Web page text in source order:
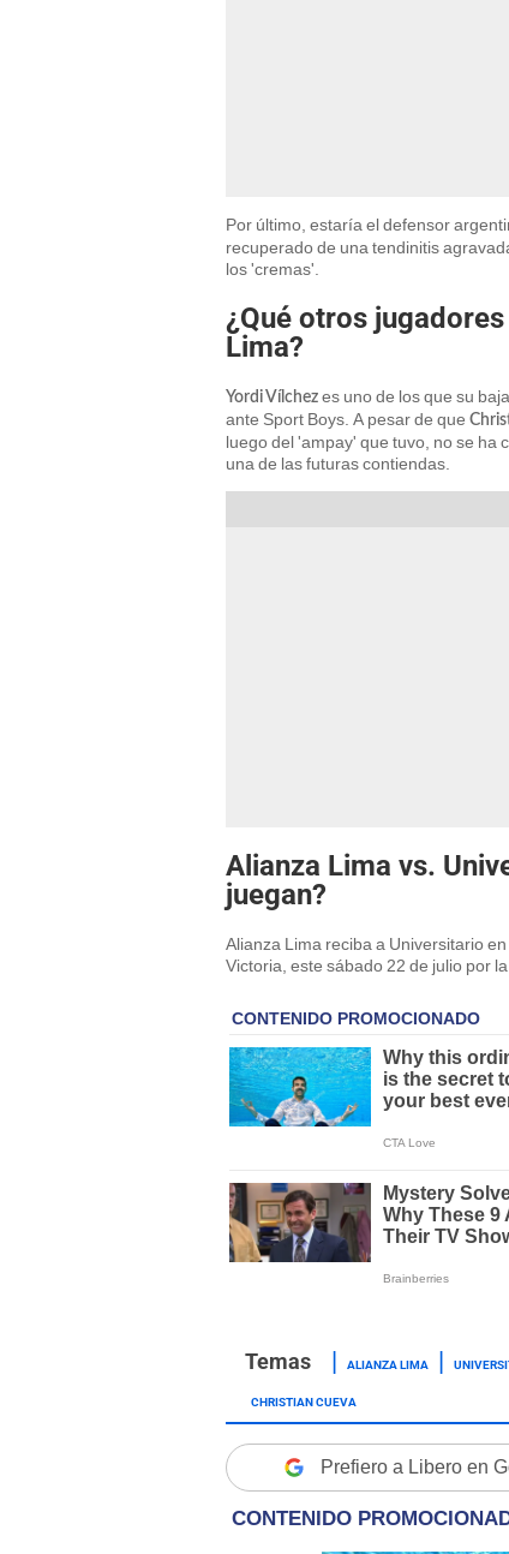
Por último, estaría el defensor
recuperado de una tendinitis
los 'cremas'.
¿Qué otros
Lima?
Yordi Vílchez es uno de los que su
ante Sport Boys. A pesar de que
luego del 'ampay' que tuvo, no se ha
una de las futuras contiendas.
Alianza Lima vs.
juegan?
Alianza Lima reciba a Universitario
Victoria, este sábado 22 de julio por
ALIANZA LIMA
CHRISTIAN CUEVA
Prefiero a Libero en